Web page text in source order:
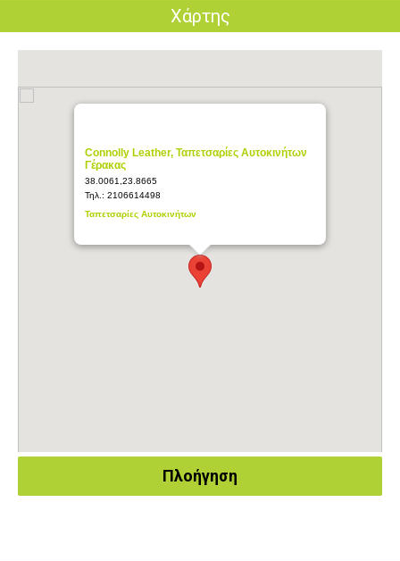
Χάρτης
Connolly Leather, Ταπετσαρίες Αυτοκινήτων
Γέρακας
38.0061,23.8665
Τηλ.: 2106614498
Ταπετσαρίες Αυτοκινήτων
Πλοήγηση